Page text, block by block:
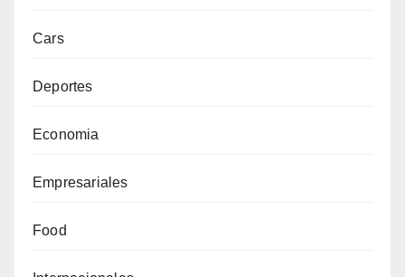
Cars
Deportes
Economia
Empresariales
Food